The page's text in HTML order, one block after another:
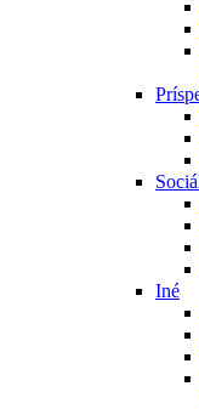
Iné